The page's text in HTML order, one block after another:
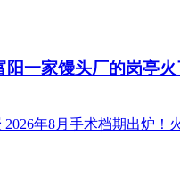
一家馒头厂的岗亭火
年8月手术档期出炉！